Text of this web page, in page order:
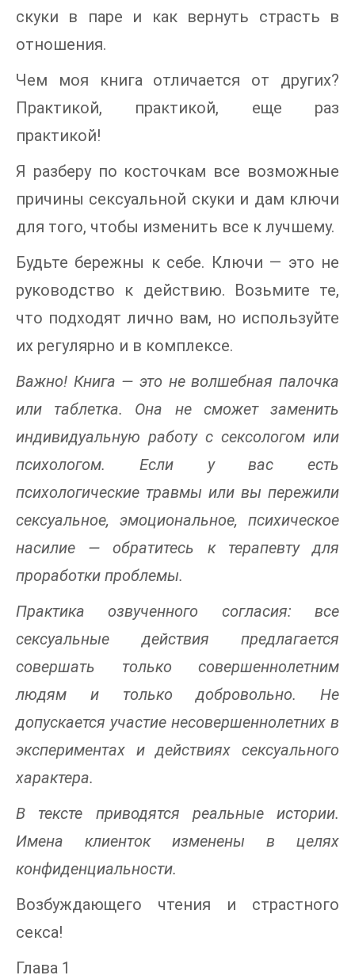
скуки в паре и как вернуть страсть в
отношения.
Чем моя книга отличается от других?
Практикой, практикой, еще раз
практикой!
Я разберу по косточкам все возможные
причины сексуальной скуки и дам ключи
для того, чтобы изменить все к лучшему.
Будьте бережны к себе. Ключи — это не
руководство к действию. Возьмите те,
что подходят лично вам, но используйте
их регулярно и в комплексе.
Важно! Книга — это не волшебная палочка
или таблетка. Она не сможет заменить
индивидуальную работу с сексологом или
психологом. Если у вас есть
психологические травмы или вы пережили
сексуальное, эмоциональное, психическое
насилие — обратитесь к терапевту для
проработки проблемы.
Практика озвученного согласия: все
сексуальные действия предлагается
совершать только совершеннолетним
людям и только добровольно. Не
допускается участие несовершеннолетних в
экспериментах и действиях сексуального
характера.
В тексте приводятся реальные истории.
Имена клиенток изменены в целях
конфиденциальности.
Возбуждающего чтения и страстного
секса!
Глава 1